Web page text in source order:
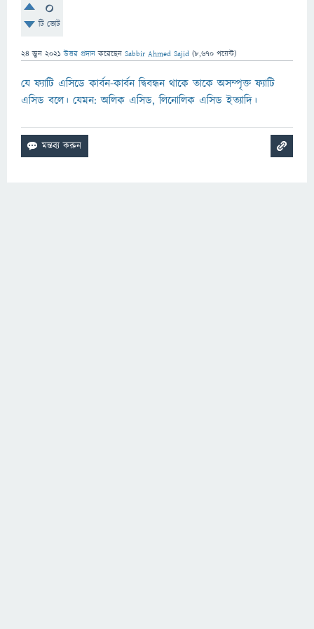
0
টি ভোট
24 জুন 2021 উত্তর প্রদান করেছেন Sabbir Ahmed Sajid (8,670 পয়েন্ট)
যে ফ্যাটি এসিডে কার্বন-কার্বন দ্বিবন্ধন থাকে তাকে অসম্পৃক্ত ফ্যাটি
এসিড বলে। যেমন: অলিক এসিড, লিনোলিক এসিড ইত্যাদি।